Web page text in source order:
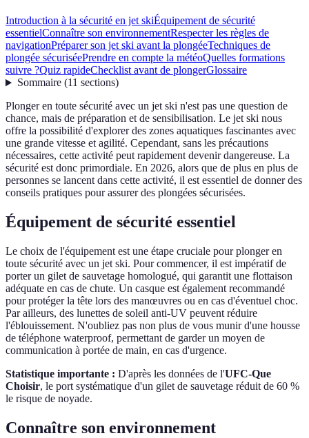
Introduction à la sécurité en jet skiÉquipement de sécurité
essentielConnaître son environnementRespecter les règles de
navigationPréparer son jet ski avant la plongéeTechniques de
plongée sécuriséePrendre en compte la météoQuelles formations
suivre ?Quiz rapideChecklist avant de plongerGlossaire
Sommaire(11 sections)
Plonger en toute sécurité avec un jet ski n'est pas une question de
chance, mais de préparation et de sensibilisation. Le jet ski nous
offre la possibilité d'explorer des zones aquatiques fascinantes avec
une grande vitesse et agilité. Cependant, sans les précautions
nécessaires, cette activité peut rapidement devenir dangereuse. La
sécurité est donc primordiale. En 2026, alors que de plus en plus de
personnes se lancent dans cette activité, il est essentiel de donner des
conseils pratiques pour assurer des plongées sécurisées.
Équipement de sécurité essentiel
Le choix de l'équipement est une étape cruciale pour plonger en
toute sécurité avec un jet ski. Pour commencer, il est impératif de
porter un gilet de sauvetage homologué, qui garantit une flottaison
adéquate en cas de chute. Un casque est également recommandé
pour protéger la tête lors des manœuvres ou en cas d'éventuel choc.
Par ailleurs, des lunettes de soleil anti-UV peuvent réduire
l'éblouissement. N'oubliez pas non plus de vous munir d'une housse
de téléphone waterproof, permettant de garder un moyen de
communication à portée de main, en cas d'urgence.
Statistique importante : D'après les données de l'UFC-Que
Choisir, le port systématique d'un gilet de sauvetage réduit de 60 %
le risque de noyade.
Connaître son environnement